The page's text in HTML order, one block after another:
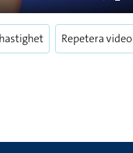
Repetera video